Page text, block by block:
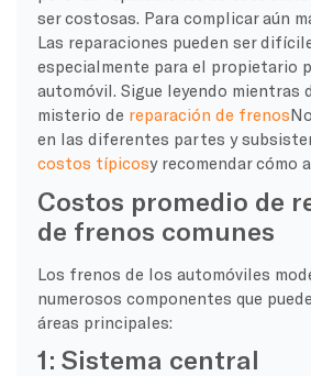
ser costosas. Para complicar aún
Las reparaciones pueden ser
especialmente para el propietario
automóvil. Sigue leyendo mientras
misterio de reparación de frenos
en las diferentes partes y
costos típicosy recomendar cómo
Costos promedio de
de frenos comunes
Los frenos de los automóviles
numerosos componentes que
áreas principales:
1: Sistema central